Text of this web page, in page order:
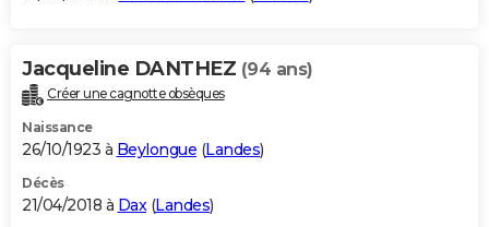
Jacqueline DANTHEZ (94 ans)
Créer une cagnotte obsèques
Naissance
26/10/1923 à Beylongue (Landes)
Décès
21/04/2018 à Dax(Landes)